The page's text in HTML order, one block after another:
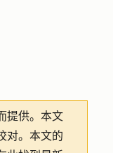
提供。 本文
对。本文的